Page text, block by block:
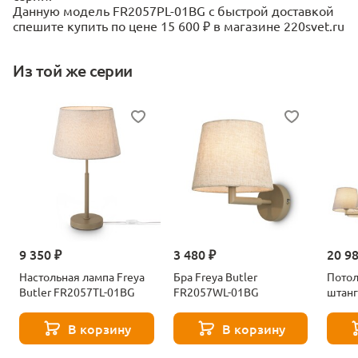
Данную модель FR2057PL-01BG с быстрой доставкой
спешите купить по цене 15 600 ₽ в магазине 220svet.ru
Из той же серии
9 350 ₽
Настольная лампа Freya
Butler FR2057TL-01BG
В корзину
3 480 ₽
Бра Freya Butler
FR2057WL-01BG
В корзину
20